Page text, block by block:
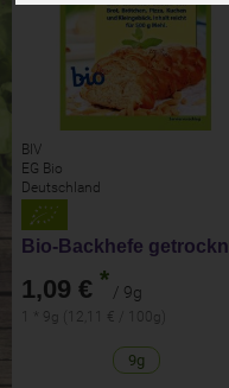
BIV
EG Bio
Deutschland
Bio-Backhefe
1,09 € * / 9g
1 * 9g (12,11 € / 100g)
9g